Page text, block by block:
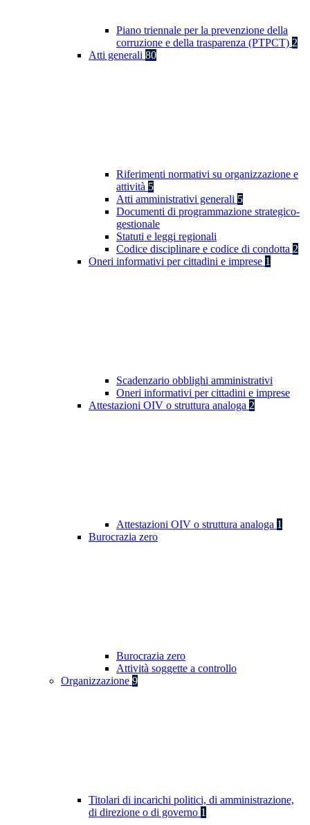
Piano triennale per la prevenzione della
corruzione e della trasparenza (PTPCT) 2
Atti generali 80
Riferimenti normativi su organizzazione e
attività 5
Atti amministrativi generali 5
Documenti di programmazione strategico-
gestionale
Statuti e leggi regionali
Codice disciplinare e codice di condotta 2
Oneri informativi per cittadini e imprese 1
Scadenzario obblighi amministrativi
Oneri informativi per cittadini e imprese
Attestazioni OIV o struttura analoga 2
Attestazioni OIV o struttura analoga 1
Burocrazia zero
Burocrazia zero
Attività soggette a controllo
Organizzazione 9
Titolari di incarichi politici, di amministrazione,
di direzione o di governo 1